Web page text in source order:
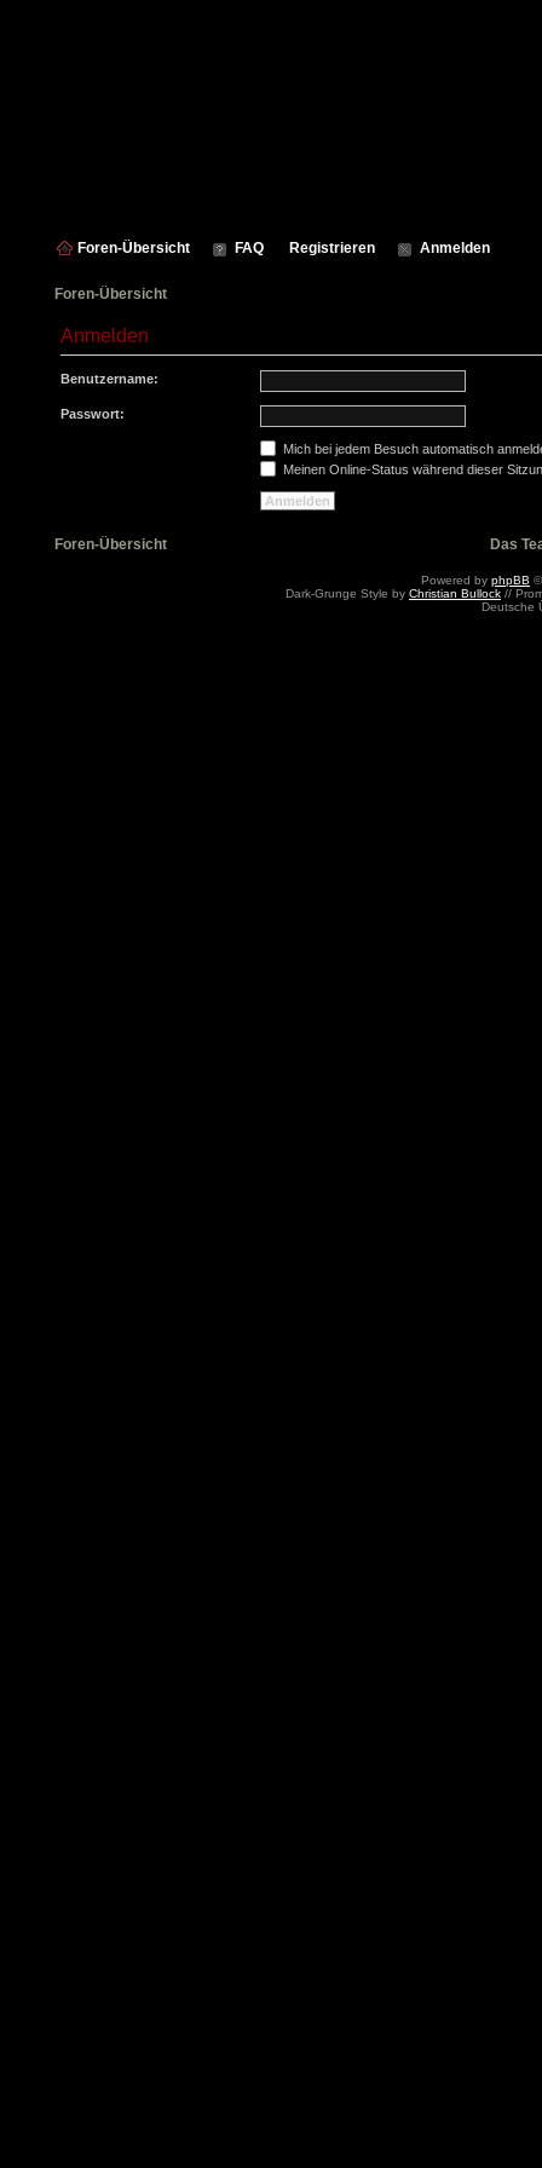
Foren-Übersicht FAQ Registrieren Anmelden
Foren-Übersicht
Anmelden
Benutzername:
Passwort:
Mich bei jedem Besuch automatisch
Meinen Online-Status während dieser
Foren-Übersicht Das
Powered by phpBB
Dark-Grunge Style by Christian Bullock //
Deutsche